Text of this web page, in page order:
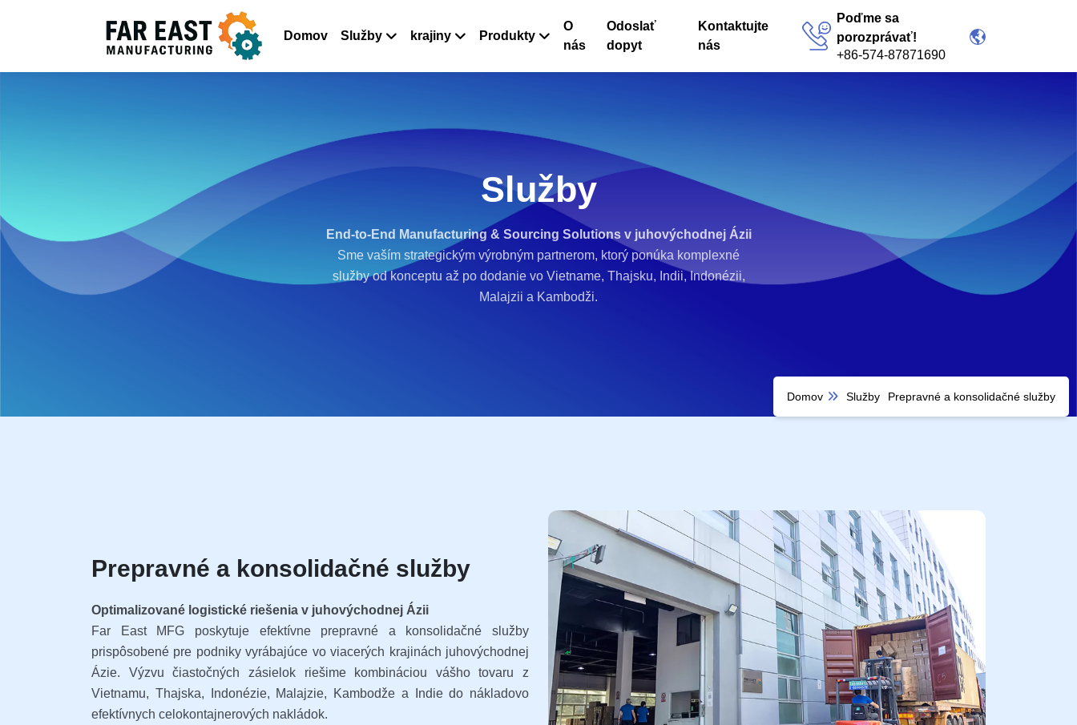
Domov Služby krajiny Produkty
O
nás
Odoslať
dopyt
Kontaktujte
nás
Poďme sa
porozprávať!
+86-574-87871690
Služby
End-to-End Manufacturing & Sourcing Solutions v juhovýchodnej Ázii
Sme vaším strategickým výrobným partnerom, ktorý ponúka komplexné
služby od konceptu až po dodanie vo Vietname, Thajsku, Indii, Indonézii,
Malajzii a Kambodži.
Domov Služby Prepravné a konsolidačné služby
Prepravné a konsolidačné služby
Optimalizované logistické riešenia v juhovýchodnej Ázii
Far East MFG poskytuje efektívne prepravné a konsolidačné služby
prispôsobené pre podniky vyrábajúce vo viacerých krajinách juhovýchodnej
Ázie. Výzvu čiastočných zásielok riešime kombináciou vášho tovaru z
Vietnamu, Thajska, Indonézie, Malajzie, Kambodže a Indie do nákladovo
efektívnych celokontajnerových nakládok.